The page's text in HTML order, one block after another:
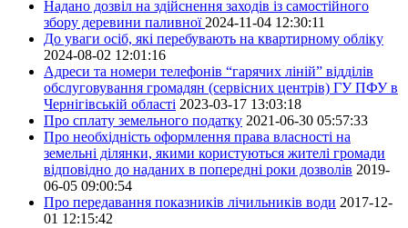
Надано дозвіл на здійснення заходів із самостійного
збору деревини паливної2024-11-04 12:30:11
До уваги осіб, які перебувають на квартирному обліку
2024-08-02 12:01:16
Адреси та номери телефонів “гарячих ліній” відділів
обслуговування громадян (сервісних центрів) ГУ ПФУ в
Чернігівській області 2023-03-17 13:03:18
Про сплату земельного податку 2021-06-30 05:57:33
Про необхідність оформлення права власності на
земельні ділянки, якими користуються жителі громади
відповідно до наданих в попередні роки дозволів 2019-
06-05 09:00:54
Про передавання показників лічильників води 2017-12-
01 12:15:42